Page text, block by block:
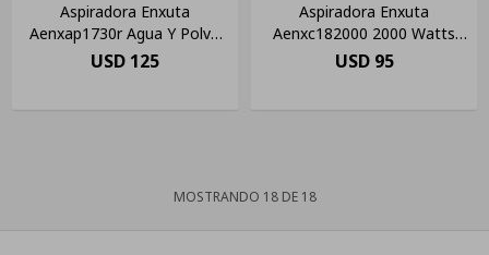
Aspiradora Enxuta
Aenxap1730r Agua Y Polvo
30 Litros Color Gris
USD 125
Aspiradora Enxuta
Aenxc182000 2000 Watts
Filtro Hepa Color Rojo
USD 95
MOSTRANDO 18DE 18